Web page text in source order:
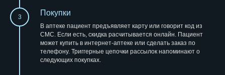
3 Покупки
В аптеке пациент предъявляет карту или говорит код из
СМС. Если есть, скидка расчитывается онлайн. Пациент
может купить в интернет-аптеке или сделать заказ по
телефону. Триггерные цепочки рассылок напоминают о
следующих покупках.